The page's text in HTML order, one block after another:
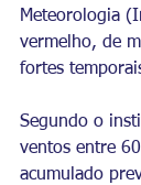
Meteorologia
vermelho, de
fortes
Segundo o
ventos entre
acumulado